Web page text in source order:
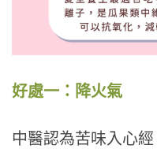
好處一：降火氣
中醫認為苦味入心